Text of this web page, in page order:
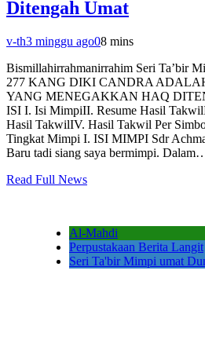
Ditengah Umat
v-th3 minggu ago08 mins
Bismillahirrahmanirrahim Seri Ta’bir
277 KANG DIKI CANDRA
YANG MENEGAKKAN HAQ
ISI I. Isi MimpiII. Resume Hasil
Hasil TakwilIV. Hasil Takwil Per
Tingkat Mimpi I. ISI MIMPI Sdr
Baru tadi siang saya bermimpi.
Read Full News
Al-Mahdi
Perpustakaan Berita Langit
Seri Ta'bir Mimpi umat